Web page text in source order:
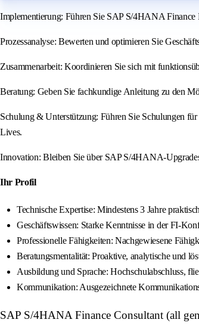
Implementierung: Führen Sie SAP S/4HANA
Prozessanalyse: Bewerten und optimieren Sie
Zusammenarbeit: Koordinieren Sie sich mit
Beratung: Geben Sie fachkundige Anleitung zu den
Schulung & Unterstützung: Führen Sie Schulungen
Lives.
Innovation: Bleiben Sie über SAP S/4HANA-
Ihr Profil
Technische Expertise: Mindestens 3 Jahre
Geschäftswissen: Starke Kenntnisse in der FI-
Professionelle Fähigkeiten: Nachgewiesene
Beratungsmentalität: Proaktive, analytische und
Ausbildung und Sprache: Hochschulabschluss,
Kommunikation: Ausgezeichnete
SAP S/4HANA Finance Consultant (all